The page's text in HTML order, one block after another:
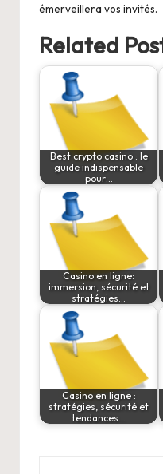
émerveillera vos invités.
Related
Best crypto casino : le
guide indispensable
pour…
Casino en ligne:
immersion, sécurité et
stratégies…
Casino en ligne :
stratégies, sécurité et
tendances…